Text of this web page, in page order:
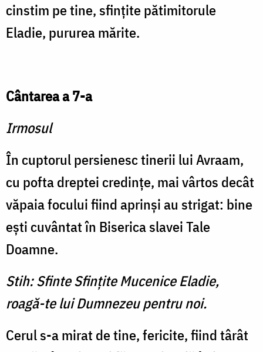
cinstim pe tine, sfinţite pătimitorule
Eladie, pururea mărite.
Cântarea a 7-a
Irmosul
În cuptorul persienesc tinerii lui Avraam,
cu pofta dreptei credinţe, mai vârtos decât
văpaia focului fiind aprinşi au strigat: bine
eşti cuvântat în Biserica slavei Tale
Doamne.
Stih: Sfinte Sfinţite Mucenice Eladie,
roagă-te lui Dumnezeu pentru noi.
Cerul s-a mirat de tine, fericite, fiind târât